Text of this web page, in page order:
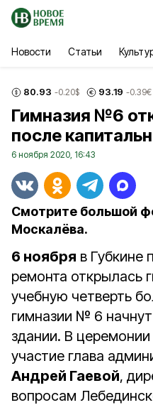
Новости Статьи
80.93 -0.20$ 93.19 -0.39€
Гимназия №6
после
6 ноября 2020, 16:43
Смотрите большой
Москалёва.
6 ноября в Губкине
ремонта открылась
учебную четверть
гимназии № 6
здании. В
участие глава
Андрей Гаевой,
вопросам